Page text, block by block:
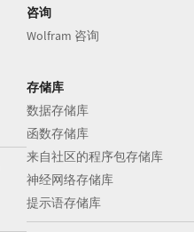
咨询
Wolfram 咨询
存储库
数据存储库
函数存储库
来自社区的程序包存储库
神经网络存储库
提示语存储库